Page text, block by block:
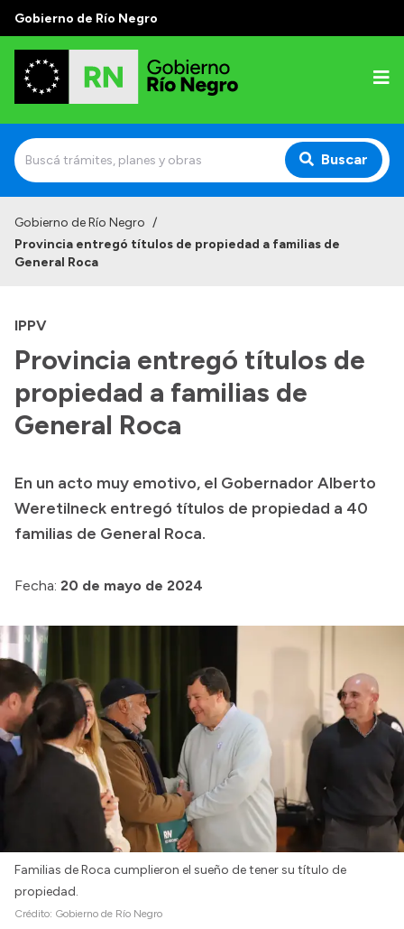
Gobierno de Río Negro
Buscar
Autoridades
Autoridades y Organismos
Discursos en la Legislatura
Casa de Gobierno
Acerca de Río Negro
Geografía
Invertí en Río Negro
Presupuesto
Boletín Oficial
Compras y licitaciones
Consulta de expedientes
Consulta de pago a proveedores
Convocatorias
Login
Gobierno de Río Negro /
Provincia entregó títulos de propiedad a familias de
General Roca
IPPV
Provincia entregó títulos de
propiedad a familias de
General Roca
En un acto muy emotivo, el Gobernador Alberto
Weretilneck entregó títulos de propiedad a 40
familias de General Roca.
Fecha: 20 de mayo de 2024
Familias de Roca cumplieron el sueño de tener su título de
propiedad.
Crédito: Gobierno de Río Negro